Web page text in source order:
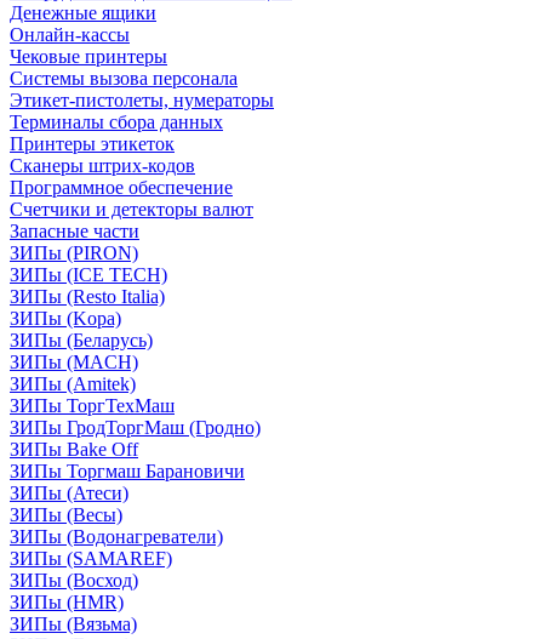
Денежные ящики
Онлайн-кассы
Чековые принтеры
Системы вызова персонала
Этикет-пистолеты, нумераторы
Терминалы сбора данных
Принтеры этикеток
Сканеры штрих-кодов
Программное обеспечение
Счетчики и детекторы валют
Запасные части
ЗИПы (PIRON)
ЗИПы (ICE TECH)
ЗИПы (Resto Italia)
ЗИПы (Kopa)
ЗИПы (Беларусь)
ЗИПы (MACH)
ЗИПы (Amitek)
ЗИПы ТоргТехМаш
ЗИПы ГродТоргМаш (Гродно)
ЗИПы Bake Off
ЗИПы Торгмаш Барановичи
ЗИПы (Атеси)
ЗИПы (Весы)
ЗИПы (Водонагреватели)
ЗИПы (SAMAREF)
ЗИПы (Восход)
ЗИПы (HMR)
ЗИПы (Вязьма)